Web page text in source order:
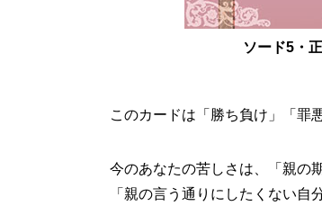
ソード5・
このカードは「勝ち負け」「罪
今のあなたの苦しさは、「親の
「親の言う通りにしたくない自